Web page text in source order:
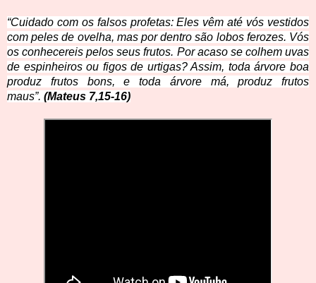
“Cuidado com os falsos profetas: Eles vêm até vós vestidos
com peles de ovelha, mas por dentro são lobos ferozes. Vós
os conhecereis pelos seus frutos. Por acaso se colhem uvas
de espinheiros ou figos de urtigas? Assim, toda árvore boa
produz frutos bons, e toda árvore má, produz frutos
maus”. (Mateus 7,15-16)